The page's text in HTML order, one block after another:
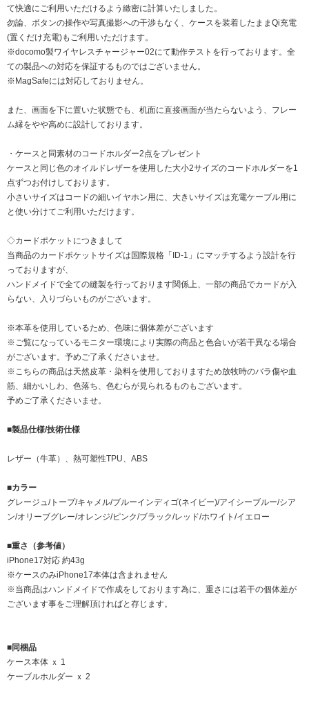
て快適にご利用いただけるよう緻密に計算いたしました。
勿論、ボタンの操作や写真撮影への干渉もなく、ケースを装着したままQi充電
(置くだけ充電)もご利用いただけます。
※docomo製ワイヤレスチャージャー02にて動作テストを行っております。全
ての製品への対応を保証するものではございません。
※MagSafeには対応しておりません。
また、画面を下に置いた状態でも、机面に直接画面が当たらないよう、フレー
ム縁をやや高めに設計しております。
・ケースと同素材のコードホルダー2点をプレゼント
ケースと同じ色のオイルドレザーを使用した大小2サイズのコードホルダーを1
点ずつお付けしております。
小さいサイズはコードの細いイヤホン用に、大きいサイズは充電ケーブル用に
と使い分けてご利用いただけます。
◇カードポケットにつきまして
当商品のカードポケットサイズは国際規格「ID-1」にマッチするよう設計を行
っておりますが、
ハンドメイドで全ての縫製を行っております関係上、一部の商品でカードが入
らない、入りづらいものがございます。
※本革を使用しているため、色味に個体差がございます
※ご覧になっているモニター環境により実際の商品と色合いが若干異なる場合
がございます。予めご了承くださいませ。
※こちらの商品は天然皮革・染料を使用しておりますため放牧時のバラ傷や血
筋、細かいしわ、色落ち、色むらが見られるものもございます。
予めご了承くださいませ。
■製品仕様/技術仕様
レザー（牛革）、熱可塑性TPU、ABS
■カラー
グレージュ/トープ/キャメル/ブルーインディゴ(ネイビー)/アイシーブルー/シア
ン/オリーブグレー/オレンジ/ピンク/ブラック/レッド/ホワイト/イエロー
■重さ（参考値）
iPhone17対応 約43g
※ケースのみiPhone17本体は含まれません
※当商品はハンドメイドで作成をしております為に、重さには若干の個体差が
ございます事をご理解頂ければと存じます。
■同梱品
ケース本体 ｘ 1
ケーブルホルダー ｘ 2